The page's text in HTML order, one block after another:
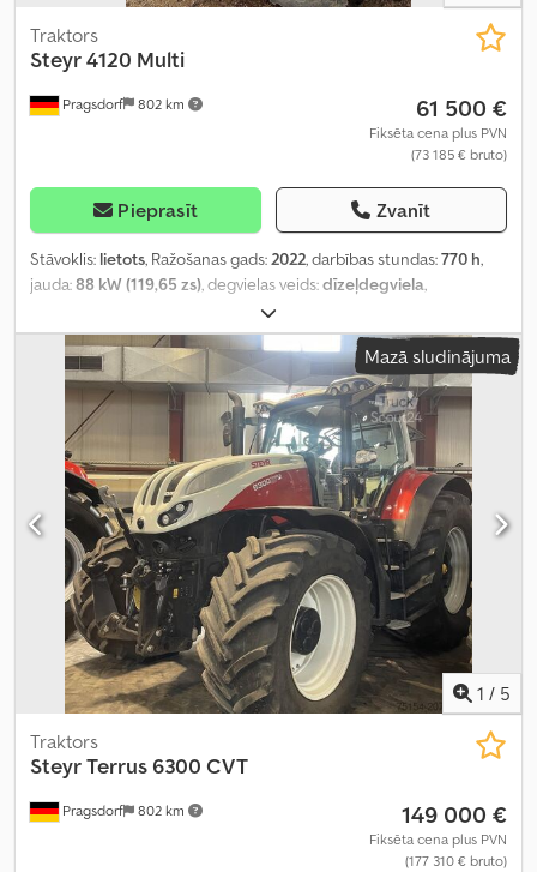
Pragsdorf 802 km
Traktors
Steyr4120 Multi
61 500 €
Fiksēta cena plus PVN
(73 185 € bruto)
Pieprasīt Zvanīt
Stāvoklis: lietots, Ražošanas gads:2022, darbības stundas:770 h,
jauda:88 kW (119,65 zs), degvielas veids:dīzeļdegviela,
borta dators, gaisa kondicionēšana, kabīne,
priekšējais iekrāvējs, saspiestā gaisa bremze,
Mazā sludinājuma
1 / 5
Pragsdorf 802 km
Traktors
SteyrTerrus 6300 CVT
149 000 €
Fiksēta cena plus PVN
(177 310 € bruto)